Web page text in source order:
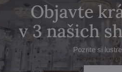
Objavte
v 3 našich
Pozrite si